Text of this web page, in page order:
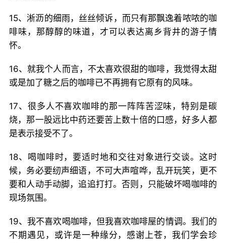
15、淅沥的细雨，丝丝倾诉，而只有那飘逸着哝哝的咖
啡味，那醇醇的味道，才可以表达离乡背井的游子情
怀。
16、就我个人而言，不太喜欢很甜的咖啡，我觉得太甜
或是加了糖之后的咖啡已不再拥有它原有的风味。
17、很多人不喜欢咖啡的那一阵阵苦涩味，特别是碳
烧，那一股远比中药还要苦上数十倍的口感，好多人都
是表示接受不了。
18、喝咖啡时，要适时地和交往对象进行交谈。这时
候，务必要纫声细语，不可大声喧哗，乱开玩笑，更不
要和人动手动脚，追追打打。否则，只能破坏喝咖啡的
现场氛围。
19、我不喜欢喝咖啡，但我喜欢咖啡屋的情调。我们的
不期遇见，或许是一种缘分，感谢上苍，我们学会珍